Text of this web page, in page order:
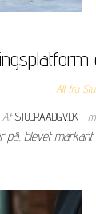
Alt fra
Af STUDRAADGIV.DK
på, blevet